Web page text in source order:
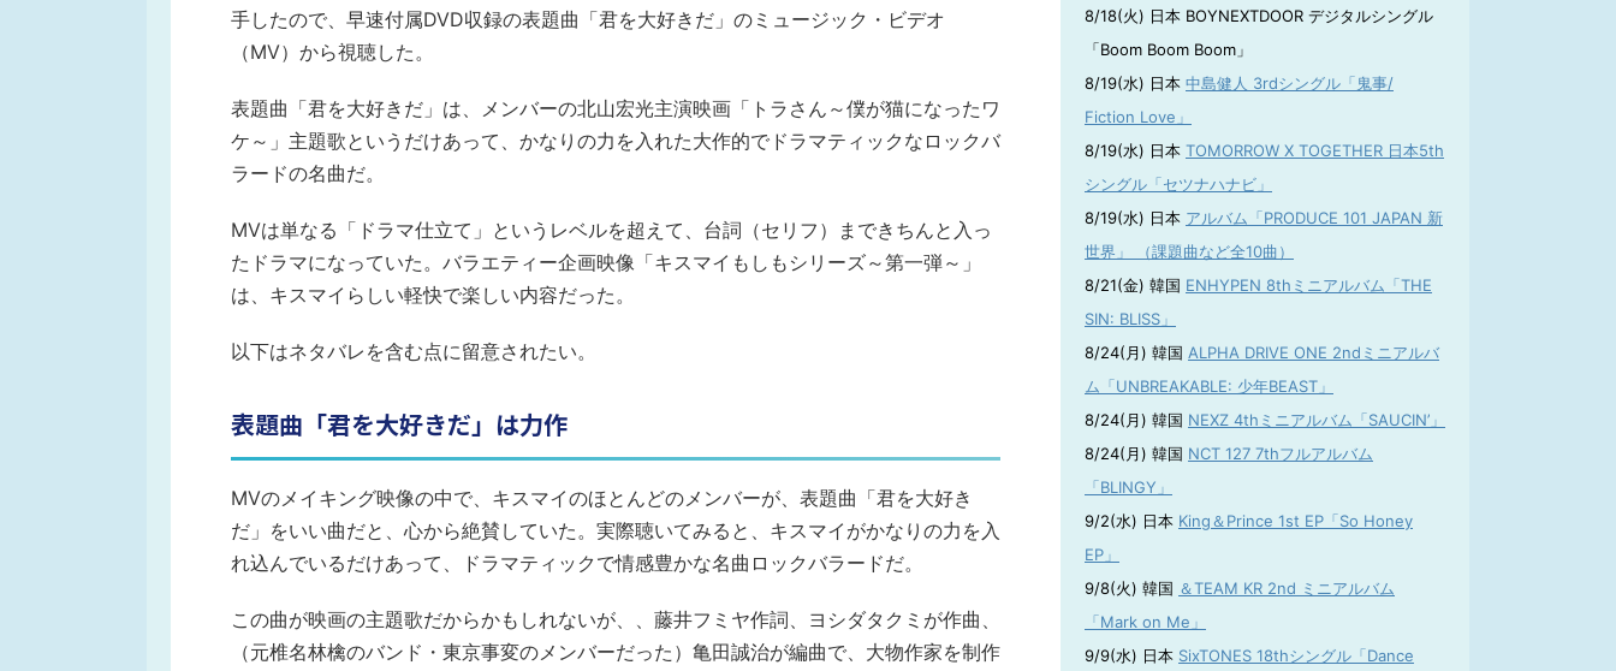
手したので、早速付属DVD収録の表題曲「君を大好きだ」のミュージック・ビデオ
（MV）から視聴した。
表題曲「君を大好きだ」は、メンバーの北山宏光主演映画「トラさん～僕が猫になったワ
ケ～」主題歌というだけあって、かなりの力を入れた大作的でドラマティックなロックバ
ラードの名曲だ。
MVは単なる「ドラマ仕立て」というレベルを超えて、台詞（セリフ）まできちんと入っ
たドラマになっていた。バラエティー企画映像「キスマイもしもシリーズ～第一弾～」
は、キスマイらしい軽快で楽しい内容だった。
以下はネタバレを含む点に留意されたい。
表題曲「君を大好きだ」は力作
MVのメイキング映像の中で、キスマイのほとんどのメンバーが、表題曲「君を大好き
だ」をいい曲だと、心から絶賛していた。実際聴いてみると、キスマイがかなりの力を入
れ込んでいるだけあって、ドラマティックで情感豊かな名曲ロックバラードだ。
この曲が映画の主題歌だからかもしれないが、、藤井フミヤ作詞、ヨシダタクミが作曲、
（元椎名林檎のバンド・東京事変のメンバーだった）亀田誠治が編曲で、大物作家を制作
8/18(火) 日本 BOYNEXTDOOR デジタルシングル
「Boom Boom Boom」
8/19(水) 日本 中島健人 3rdシングル「鬼事/
Fiction Love」
8/19(水) 日本 TOMORROW X TOGETHER 日本5th
シングル「セツナハナビ」
8/19(水) 日本 アルバム「PRODUCE 101 JAPAN 新
世界」 （課題曲など全10曲）
8/21(金) 韓国 ENHYPEN 8thミニアルバム「THE
SIN: BLISS」
8/24(月) 韓国 ALPHA DRIVE ONE 2ndミニアルバ
ム「UNBREAKABLE: 少年BEAST」
8/24(月) 韓国 NEXZ 4thミニアルバム「SAUCIN’」
8/24(月) 韓国 NCT 127 7thフルアルバム
「BLINGY」
9/2(水) 日本 King＆Prince 1st EP「So Honey
EP」
9/8(火) 韓国 ＆TEAM KR 2nd ミニアルバム
「Mark on Me」
9/9(水) 日本 SixTONES 18thシングル「Dance